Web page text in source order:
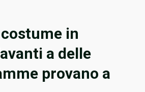
in
a delle
provano a